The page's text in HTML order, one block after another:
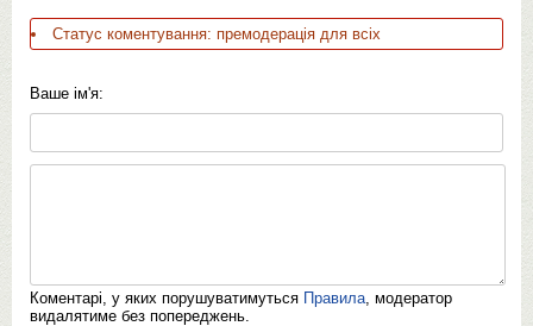
Статус коментування: премодерація для всіх
Ваше ім'я:
Коментарі, у яких порушуватимуться Правила, модератор
видалятиме без попереджень.